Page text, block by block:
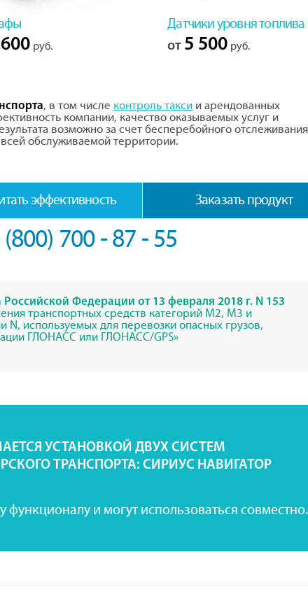
руб.
Датчики уровня топлива
от 5 500 руб.
, в том числе контроль такси и арендованных
компании, качество оказываемых услуг и
возможно за счет бесперебойного
обслуживаемой территории.
эффективность Заказать продукт
700 - 87 - 55
Российской Федерации от 13 февраля 2018 г. N 153
транспортных средств категорий М2, М3 и
N, используемых для перевозки опасных грузов,
ГЛОНАСС или ГЛОНАСС/GPS»
УСТАНОВКОЙ ДВУХ СИСТЕМ
ТРАНСПОРТА: СИРИУС НАВИГАТОР
и могут использоваться совместно.